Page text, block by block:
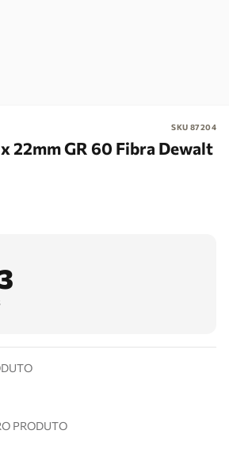
SKU 87204
22mm GR 60 Fibra Dewalt
PRODUTO